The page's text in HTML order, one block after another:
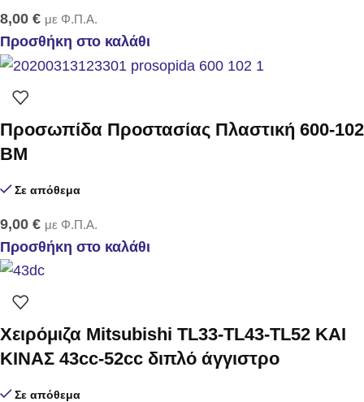
8,00 € με Φ.Π.Α.
Προσθήκη στο καλάθι
Προσωπίδα Προστασίας Πλαστική 600-102
BM
Σε απόθεμα
9,00 € με Φ.Π.Α.
Προσθήκη στο καλάθι
Χειρόμιζα Mitsubishi TL33-TL43-TL52 ΚΑΙ
ΚΙΝΑΣ 43cc-52cc διπλό άγγιστρο
Σε απόθεμα